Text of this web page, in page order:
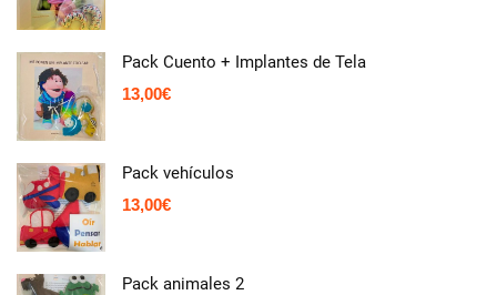
Pack Cuento + Implantes de Tela
13,00€
Pack vehículos
13,00€
Pack animales 2